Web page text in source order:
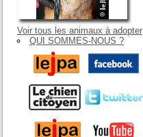
Voir tous les animaux à adopter
QUI SOMMES-NOUS ?